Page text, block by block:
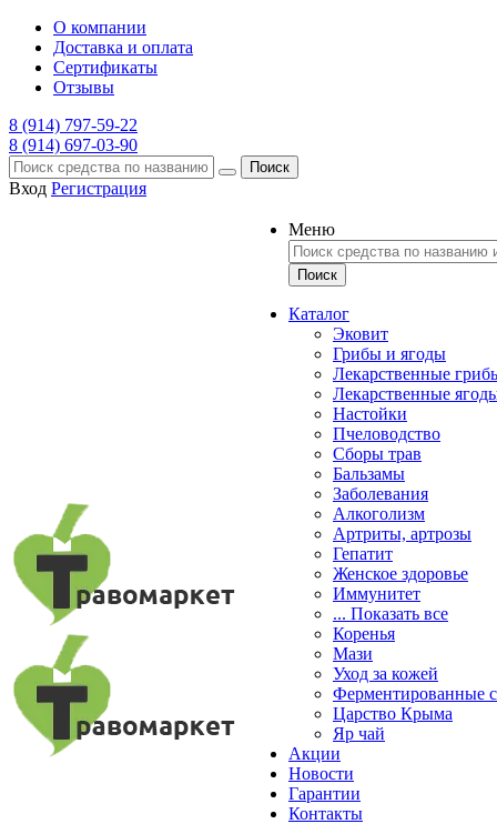
О компании
Доставка и оплата
Сертификаты
Отзывы
8 (914) 797-59-22
8 (914) 697-03-90
Поиск
Вход Регистрация
Меню
Каталог
Эковит
Грибы и ягоды
Лекарственные
Лекарственные
Настойки
Пчеловодство
Сборы трав
Бальзамы
Заболевания
Алкоголизм
Артриты, артрозы
Гепатит
Женское здоровье
Иммунитет
... Показать все
Коренья
Мази
Уход за кожей
Ферментированные
Царство Крыма
Яр чай
Акции
Новости
Гарантии
Контакты